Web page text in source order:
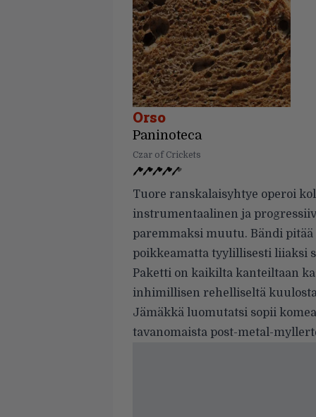
Orso
Paninoteca
Czar of Crickets
Tuore ranskalaisyhtye operoi
instrumentaalinen ja
paremmaksi muutu. Bändi
poikkeamatta tyylillisesti liiaksi
Paketti on kaikilta kanteiltaan
inhimillisen rehelliseltä
Jämäkkä luomutatsi sopii
tavanomaista post-metal-